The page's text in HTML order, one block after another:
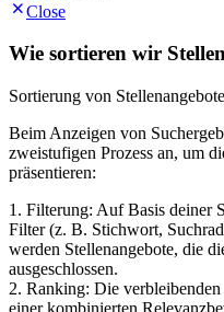
Close
Wie sortieren wir
Sortierung von
Beim Anzeigen von
zweistufigen Prozess an, um
präsentieren:
1. Filterung: Auf Basis deiner
Filter (z. B. Stichwort,
werden Stellenangebote, die
ausgeschlossen.
2. Ranking: Die
einer kombinierten